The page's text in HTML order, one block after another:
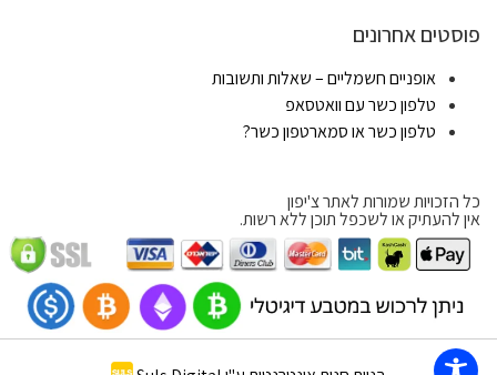
פוסטים אחרונים
אופניים חשמליים – שאלות ותשובות
טלפון כשר עם וואטסאפ
טלפון כשר או סמארטפון כשר?
כל הזכויות שמורות לאתר צ'יפון
אין להעתיק או לשכפל תוכן ללא רשות.